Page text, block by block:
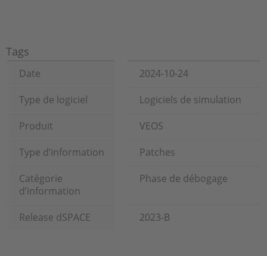
Tags
Date
2024-10-24
Type de logiciel
Logiciels de simulation
Produit
VEOS
Type d’information
Patches
Catégorie
d’information
Phase de débogage
Release dSPACE 2023-B